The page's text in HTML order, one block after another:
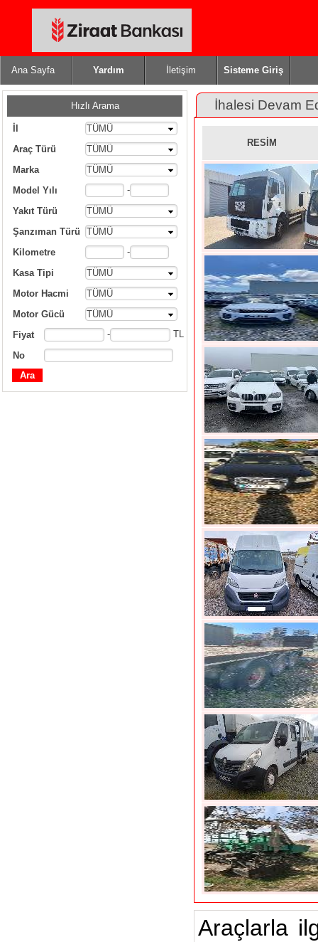
Ana Sayfa Yardım İletişim Sisteme Giriş
Hızlı Arama
TÜMÜ
Araç Türü
TÜMÜ
Marka
TÜMÜ
Model Yılı
-
Yakıt Türü
TÜMÜ
Şanzıman Türü
TÜMÜ
Kilometre
-
Kasa Tipi
TÜMÜ
Motor Hacmi
TÜMÜ
Motor Gücü
TÜMÜ
Fiyat
- TL
No
İhalesi Devam
RESİM
Araçlarla